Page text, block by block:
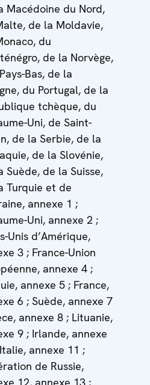
Macédoine du Nord,
de la Moldavie,
du
de la Norvège,
Bas, de la
du Portugal, de la
tchèque, du
Uni, de Saint-
de la Serbie, de la
de la Slovénie,
Suède, de la Suisse,
Turquie et de
annexe 1 ;
Uni, annexe 2 ;
Unis d’Amérique,
3 ; France-Union
annexe 4 ;
annexe 5 ; France,
6 ; Suède, annexe 7
annexe 8 ; Lituanie,
9 ; Irlande, annexe
annexe 11 ;
de Russie,